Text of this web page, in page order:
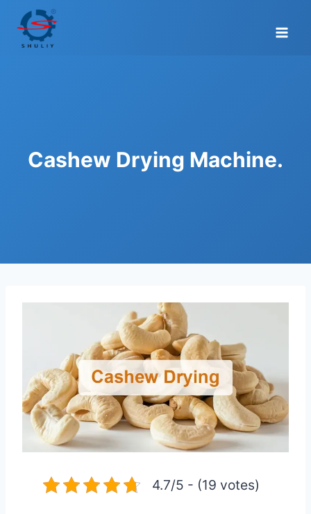
content
Cashew Drying Machine.
4.7/5 - (19 votes)